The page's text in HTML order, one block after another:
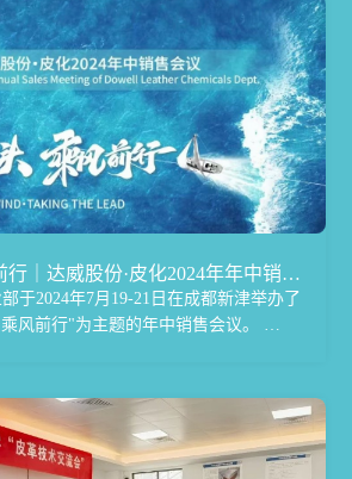
行｜达威股份·皮化2024年年中销售
会议完美落幕
于2024年7月19-21日在成都新津举办了
风前行"为主题的年中销售会议。